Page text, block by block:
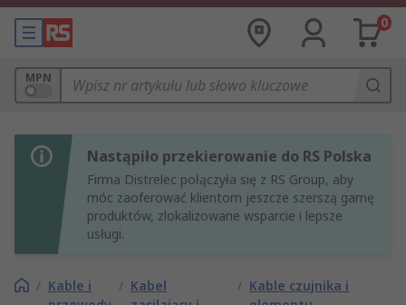
0
MPN
Nastąpiło przekierowanie do RS Polska
Firma Distrelec połączyła się z RS Group, aby
móc zaoferować klientom jeszcze szerszą gamę
produktów, zlokalizowane wsparcie i lepsze
usługi.
/ Kable i
/ Kabel
/ Kable czujnika i